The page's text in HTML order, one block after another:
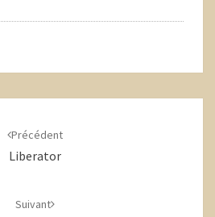
Précédent
Liberator
Suivant